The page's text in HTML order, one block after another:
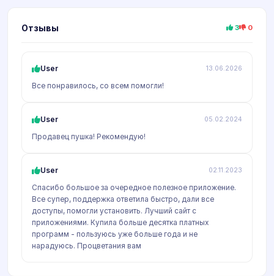
Отзывы 3 0
User 13.06.2026
Все понравилось, со всем помогли!
User 05.02.2024
Продавец пушка! Рекомендую!
User 02.11.2023
Спасибо большое за очередное полезное приложение.
Все супер, поддержка ответила быстро, дали все
доступы, помогли установить. Лучший сайт с
приложениями. Купила больше десятка платных
программ - пользуюсь уже больше года и не
нарадуюсь. Процветания вам